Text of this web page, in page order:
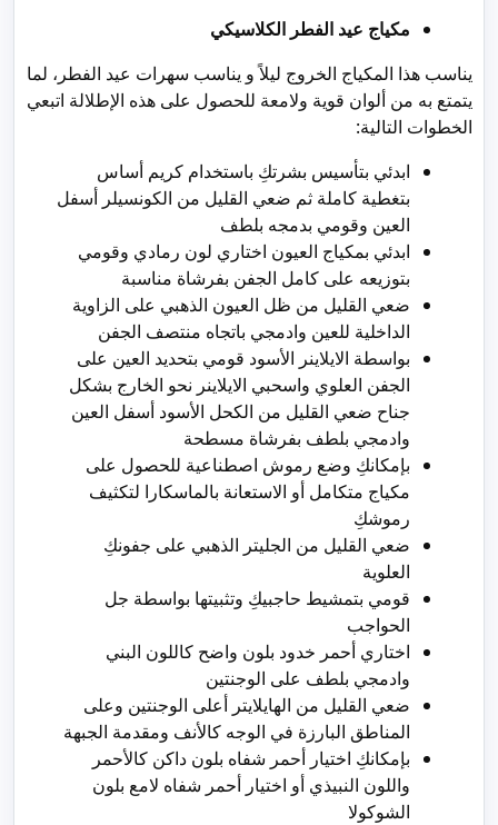
مكياج عيد الفطر الكلاسيكي
يناسب هذا المكياج الخروج ليلاً و يناسب سهرات عيد الفطر، لما
يتمتع به من ألوان قوية ولامعة للحصول على هذه الإطلالة اتبعي
الخطوات التالية:
ابدئي بتأسيس بشرتكِ باستخدام كريم أساس
بتغطية كاملة ثم ضعي القليل من الكونسيلر أسفل
العين وقومي بدمجه بلطف
ابدئي بمكياج العيون اختاري لون رمادي وقومي
بتوزيعه على كامل الجفن بفرشاة مناسبة
ضعي القليل من ظل العيون الذهبي على الزاوية
الداخلية للعين وادمجي باتجاه منتصف الجفن
بواسطة الايلاينر الأسود قومي بتحديد العين على
الجفن العلوي واسحبي الايلاينر نحو الخارج بشكل
جناح ضعي القليل من الكحل الأسود أسفل العين
وادمجي بلطف بفرشاة مسطحة
بإمكانكِ وضع رموش اصطناعية للحصول على
مكياج متكامل أو الاستعانة بالماسكارا لتكثيف
رموشكِ
ضعي القليل من الجليتر الذهبي على جفونكِ
العلوية
قومي بتمشيط حاجبيكِ وتثبيتها بواسطة جل
الحواجب
اختاري أحمر خدود بلون واضح كاللون البني
وادمجي بلطف على الوجنتين
ضعي القليل من الهايلايتر أعلى الوجنتين وعلى
المناطق البارزة في الوجه كالأنف ومقدمة الجبهة
بإمكانكِ اختيار أحمر شفاه بلون داكن كالأحمر
واللون النبيذي أو اختيار أحمر شفاه لامع بلون
الشوكولا